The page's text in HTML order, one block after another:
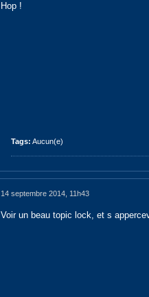
Hop !
Tags: Aucun(e)
14 septembre 2014, 11h43
Voir un beau topic lock, et s